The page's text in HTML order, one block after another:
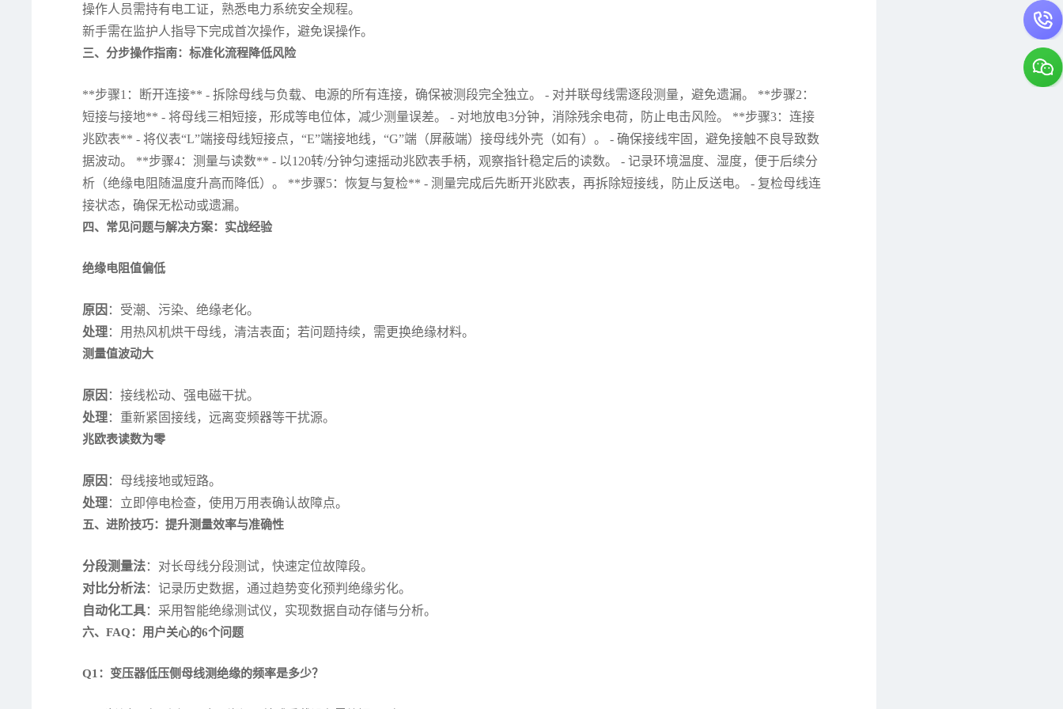
操作人员需持有电工证，熟悉电力系统安全规程。
新手需在监护人指导下完成首次操作，避免误操作。
三、分步操作指南：标准化流程降低风险
**步骤1：断开连接** - 拆除母线与负载、电源的所有连接，确保被测段完全独立。 - 对并联母线需逐段测量，避免遗漏。 **步骤2：
短接与接地** - 将母线三相短接，形成等电位体，减少测量误差。 - 对地放电3分钟，消除残余电荷，防止电击风险。 **步骤3：连接
兆欧表** - 将仪表“L”端接母线短接点，“E”端接地线，“G”端（屏蔽端）接母线外壳（如有）。 - 确保接线牢固，避免接触不良导致数
据波动。 **步骤4：测量与读数** - 以120转/分钟匀速摇动兆欧表手柄，观察指针稳定后的读数。 - 记录环境温度、湿度，便于后续分
析（绝缘电阻随温度升高而降低）。 **步骤5：恢复与复检** - 测量完成后先断开兆欧表，再拆除短接线，防止反送电。 - 复检母线连
接状态，确保无松动或遗漏。
四、常见问题与解决方案：实战经验
绝缘电阻值偏低
原因 ：受潮、污染、绝缘老化。
处理：用热风机烘干母线，清洁表面；若问题持续，需更换绝缘材料。
测量值波动大
原因 ：接线松动、强电磁干扰。
处理：重新紧固接线，远离变频器等干扰源。
兆欧表读数为零
原因 ：母线接地或短路。
处理：立即停电检查，使用万用表确认故障点。
五、进阶技巧：提升测量效率与准确性
分段测量法：对长母线分段测试，快速定位故障段。
对比分析法：记录历史数据，通过趋势变化预判绝缘劣化。
自动化工具：采用智能绝缘测试仪，实现数据自动存储与分析。
六、FAQ：用户关心的6个问题
Q1：变压器低压侧母线测绝缘的频率是多少？